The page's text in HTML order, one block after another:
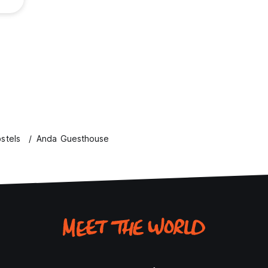
Khan i det 16. århundrede, og dens navn betyder "Blå By"
græsarealer (farven blå i mongolsk kultur er
er templerne og pagoderne i et fuldt moderniseret
hvilke mure er der mere end 1.500 figurer af Buddha -
lamasery og det nyere Guanyin Si-kompleks, der er
sputa. For dem, der ønsker at undersøge Indre Mongoliets
om de legendariske Khans, andre, der går tilbage til
Her kan du også lære om provinsens andre etniske grupper i
via søgning fra Google / søgemaskiner for Anda
Anda Guesthouse